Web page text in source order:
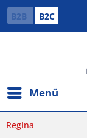
B2B B2C
Menü
Regina